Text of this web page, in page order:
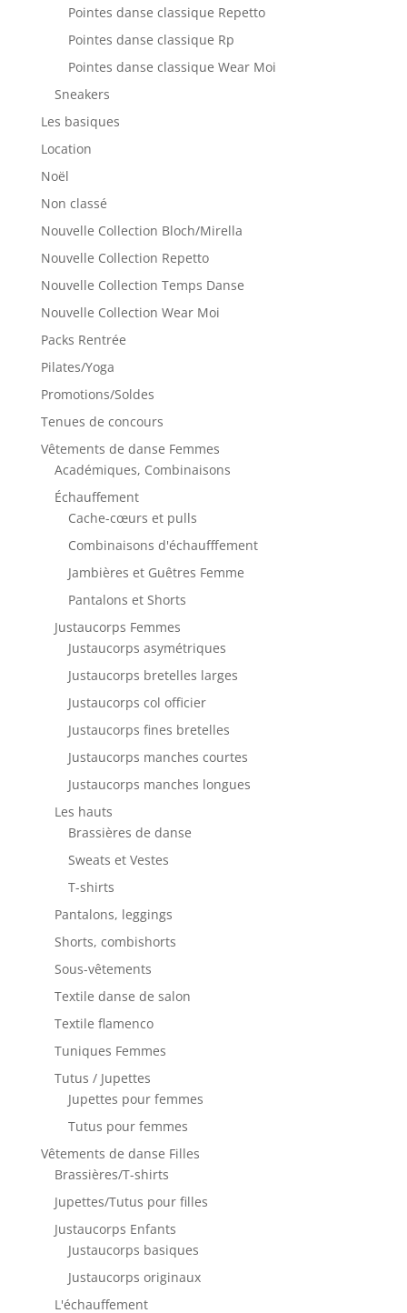
Pointes danse classique Repetto
Pointes danse classique Rp
Pointes danse classique Wear Moi
Sneakers
Les basiques
Location
Noël
Non classé
Nouvelle Collection Bloch/Mirella
Nouvelle Collection Repetto
Nouvelle Collection Temps Danse
Nouvelle Collection Wear Moi
Packs Rentrée
Pilates/Yoga
Promotions/Soldes
Tenues de concours
Vêtements de danse Femmes
Académiques, Combinaisons
Échauffement
Cache-cœurs et pulls
Combinaisons d'échaufffement
Jambières et Guêtres Femme
Pantalons et Shorts
Justaucorps Femmes
Justaucorps asymétriques
Justaucorps bretelles larges
Justaucorps col officier
Justaucorps fines bretelles
Justaucorps manches courtes
Justaucorps manches longues
Les hauts
Brassières de danse
Sweats et Vestes
T-shirts
Pantalons, leggings
Shorts, combishorts
Sous-vêtements
Textile danse de salon
Textile flamenco
Tuniques Femmes
Tutus / Jupettes
Jupettes pour femmes
Tutus pour femmes
Vêtements de danse Filles
Brassières/T-shirts
Jupettes/Tutus pour filles
Justaucorps Enfants
Justaucorps basiques
Justaucorps originaux
L'échauffement